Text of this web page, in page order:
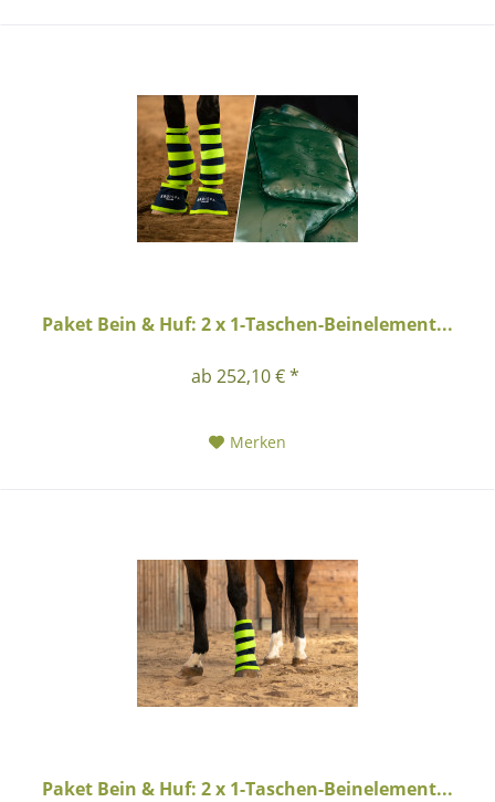
Paket Bein & Huf: 2 x 1-Taschen-Beinelement...
ab 252,10 € *
Merken
Paket Bein & Huf: 2 x 1-Taschen-Beinelement...